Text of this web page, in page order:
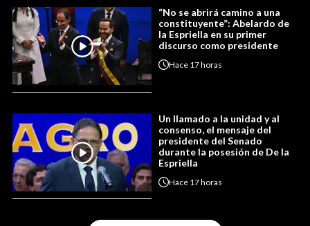
“No se abrirá camino a una
constituyente”: Abelardo de
la Espriella en su primer
discurso como presidente
Hace 17 horas
Un llamado a la unidad y al
consenso, el mensaje del
presidente del Senado
durante la posesión de De la
Espriella
Hace 17 horas